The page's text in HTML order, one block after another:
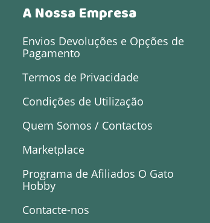
A Nossa Empresa
Envios Devoluções e Opções de
Pagamento
Termos de Privacidade
Condições de Utilização
Quem Somos / Contactos
Marketplace
Programa de Afiliados O Gato
Hobby
Contacte-nos